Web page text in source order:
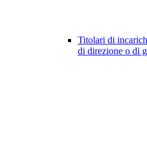
Titolari di
di direzione o di